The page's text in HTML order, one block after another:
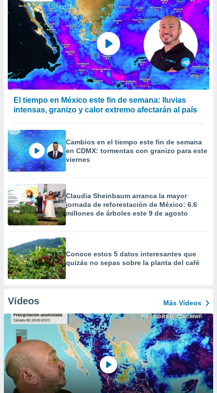
El tiempo en México este fin de semana: lluvias
intensas, granizo y calor extremo afectarán al país
Cambios en el tiempo este fin de semana
en CDMX: tormentas con granizo para este
viernes
Claudia Sheinbaum arranca la mayor
jornada de reforestación de México: 6.6
millones de árboles este 9 de agosto
Conoce estos 5 datos interesantes que
quizás no sepas sobre la planta del café
Vídeos Más Vídeos